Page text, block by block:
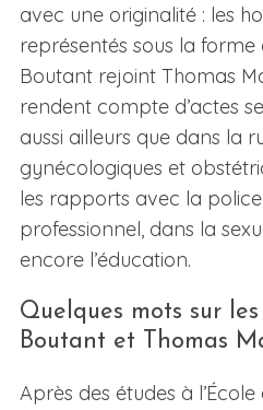
avec une originalité : les
représentés sous la
Boutant rejoint Thomas
rendent compte d’actes
aussi ailleurs que dans la
gynécologiques et
les rapports avec la
professionnel, dans la
encore l’éducation.
Quelques mots sur
Boutant et Thomas
Après des études à